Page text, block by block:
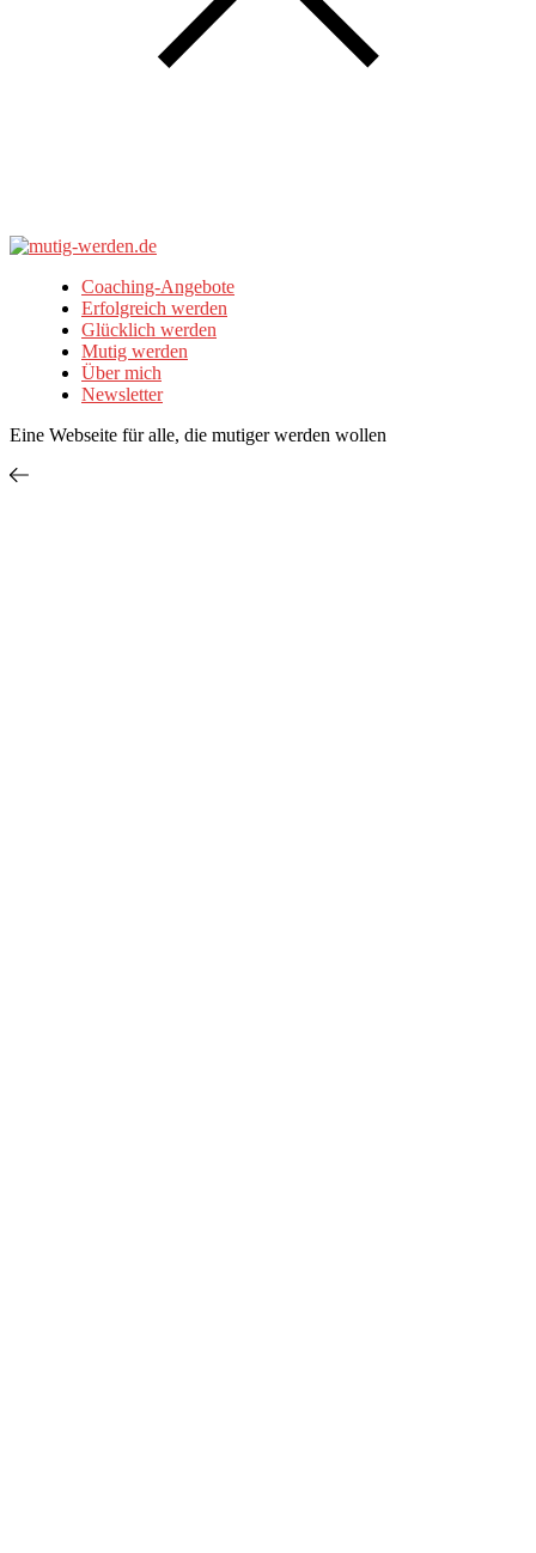
Coaching-Angebote
Erfolgreich werden
Glücklich werden
Mutig werden
Über mich
Newsletter
Eine Webseite für alle, die mutiger werden wollen